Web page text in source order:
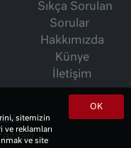
Sıkça Sorulan
Sorular
Hakkımızda
Künye
İletişim
OK
sitemizin
ve reklamları
ve site